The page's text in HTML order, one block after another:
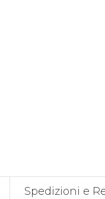
Spedizioni e